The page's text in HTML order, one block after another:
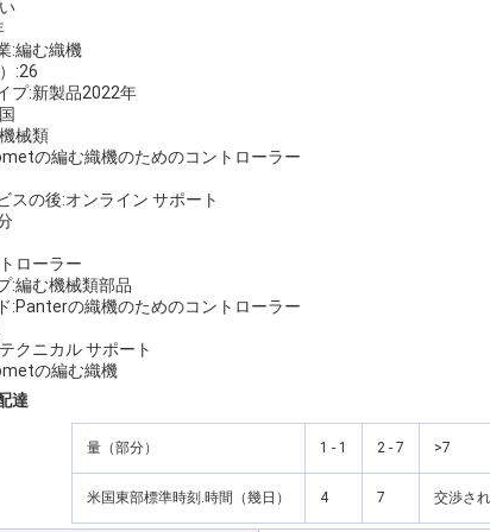
:編む織機
:26
プ:新製品2022年
械類
の編む織機のためのコントローラー
スの後:オンライン サポート
ローラー
:編む機械類部品
:Panterの織機のためのコントローラー
クニカル サポート
の編む織機
達
量（部分）
1 - 1 2 - 7 >7
米国東部標準時刻.時間（幾日） 4 7 交渉さ